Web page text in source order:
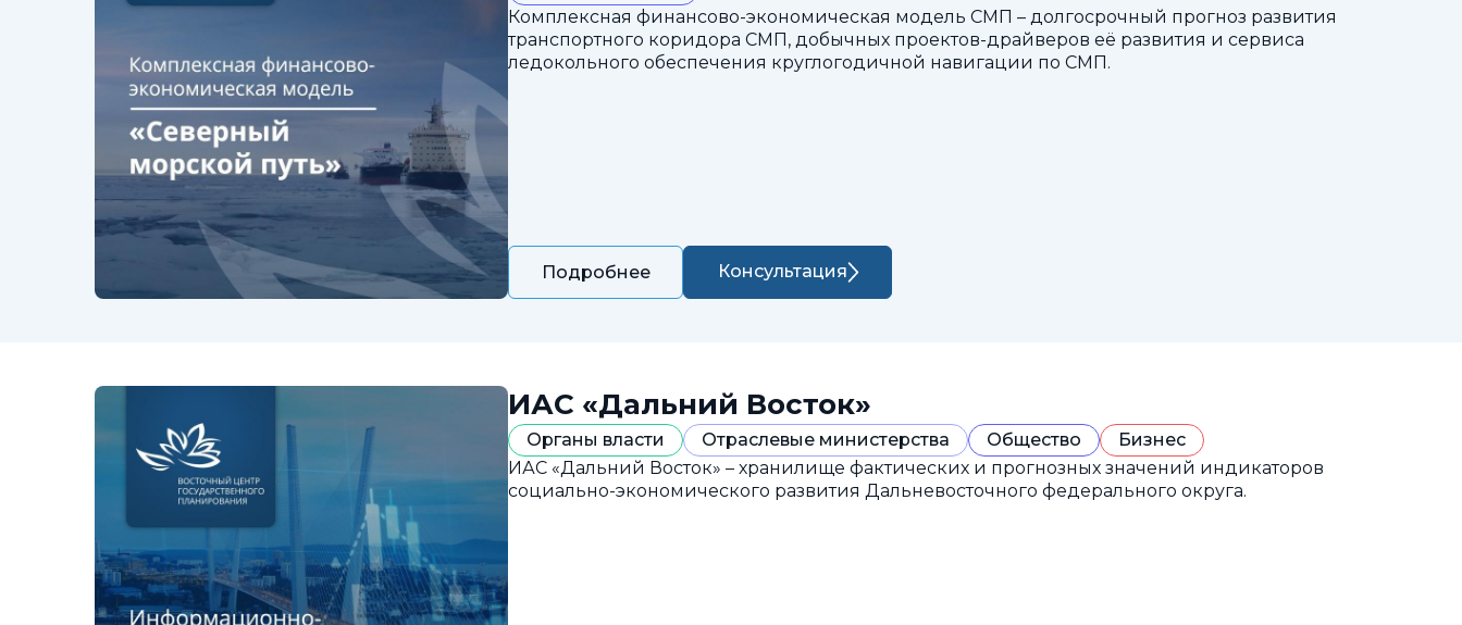
Комплексная финансово-экономическая модель СМП – долгосрочный прогноз развития
транспортного коридора СМП, добычных проектов-драйверов её развития и сервиса
ледокольного обеспечения круглогодичной навигации по СМП.
Подробнее Консультация
ИАС «Дальний Восток»
Органы власти Отраслевые министерства Общество
Бизнес
ИАС «Дальний Восток» – хранилище фактических и прогнозных значений индикаторов
социально-экономического развития Дальневосточного федерального округа.